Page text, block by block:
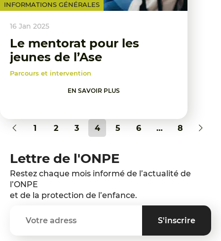
INFORMATIONS GÉNÉRALES
16 Jan 2025
Le mentorat pour les
jeunes de l’Ase
Parcours et intervention
EN SAVOIR PLUS
1 2 3 4 5 6 … 8
Lettre de l'ONPE
Restez chaque mois informé de l’actualité de
l’ONPE
et de la protection de l’enfance.